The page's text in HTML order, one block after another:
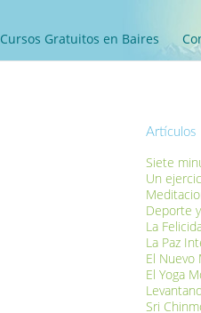
Cursos Gratuitos en Baires
Artículos
Siete
Un
Deporte
La
La Paz
El Nuevo
El Yoga
Sri